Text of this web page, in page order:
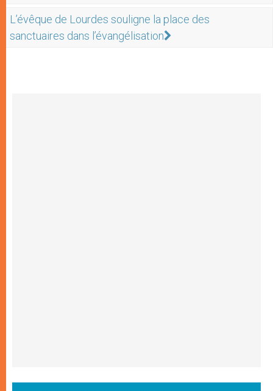
L’évêque de Lourdes souligne la place des
sanctuaires dans l’évangélisation